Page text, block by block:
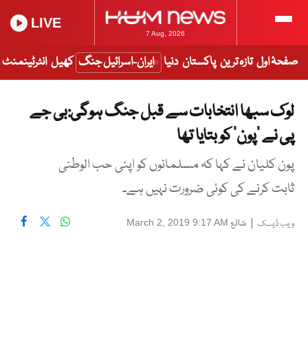
7 Aug, 2026
LIVE
صفحۂ اول تازہ ترین پاکستان دنیا ایران-اسرائیل جنگ کھیل انٹرٹینمنٹ
لوک سبھا انتخابات سے قبل جنگ ہوگی:بی جے
پی نے ’پون‘ کو بتایا تھا
پون کلیان نے کہا کہ مسلمانوں کو اپنی حب الوطنی
ثابت کرنے کی کوئی ضرورت نہیں ہے۔
ویب ڈیسک | شائع March 2, 2019 9:17 AM